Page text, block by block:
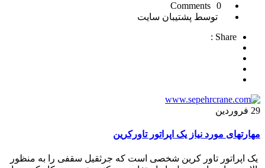
0 Comments
توسط پشتیبان سایت
Share :
29 فروردین
مهارتهای مورد نیاز یک اپراتور تاورکرین
یک اپراتور تاور کرین شخصی است که جرثقیل سقفی را به منظور